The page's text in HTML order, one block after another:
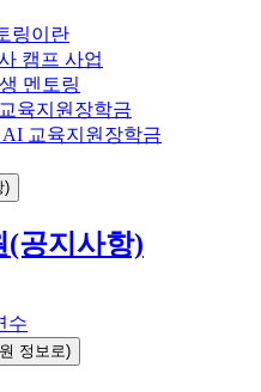
링이란
캠프 사업
멘토링
육지원장학금
교육지원장학금
)
(공지사항)
수
정보로)